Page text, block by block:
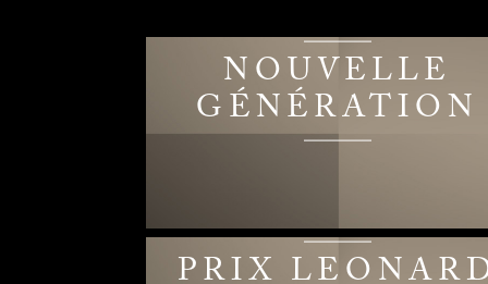
NOUVELLE
GÉNÉRATION
PRIX